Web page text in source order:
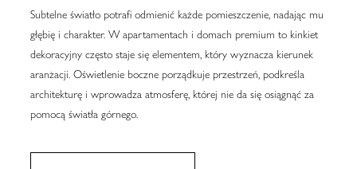
Subtelne światło potrafi odmienić każde pomieszczenie, nadając mu
głębię i charakter. W apartamentach i domach premium to kinkiet
dekoracyjny często staje się elementem, który wyznacza kierunek
aranżacji. Oświetlenie boczne porządkuje przestrzeń, podkreśla
architekturę i wprowadza atmosferę, której nie da się osiągnąć za
pomocą światła górnego.